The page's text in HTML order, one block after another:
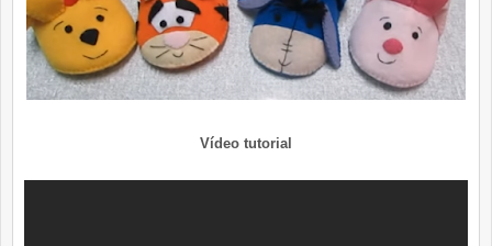
Vídeo tutorial